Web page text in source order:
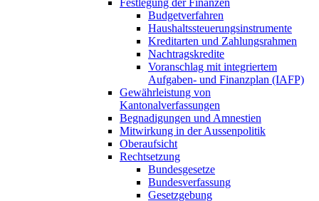
Festlegung der Finanzen
Budgetverfahren
Haushaltssteuerungsinstrumente
Kreditarten und Zahlungsrahmen
Nachtragskredite
Voranschlag mit integriertem
Aufgaben- und Finanzplan (IAFP)
Gewährleistung von
Kantonalverfassungen
Begnadigungen und Amnestien
Mitwirkung in der Aussenpolitik
Oberaufsicht
Rechtsetzung
Bundesgesetze
Bundesverfassung
Gesetzgebung